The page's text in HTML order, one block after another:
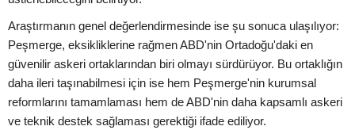
Araştırmanın genel değerlendirmesinde ise şu sonuca ulaşılıyor:
Peşmerge, eksikliklerine rağmen ABD'nin Ortadoğu'daki en
güvenilir askeri ortaklarından biri olmayı sürdürüyor. Bu ortaklığın
daha ileri taşınabilmesi için ise hem Peşmerge'nin kurumsal
reformlarını tamamlaması hem de ABD'nin daha kapsamlı askeri
ve teknik destek sağlaması gerektiği ifade ediliyor.